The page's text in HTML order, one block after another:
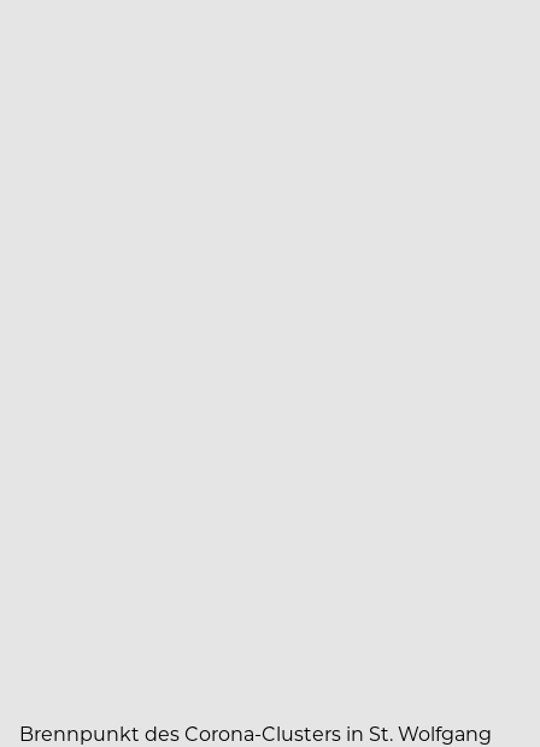
Brennpunkt des Corona-Clusters in St. Wolfgang